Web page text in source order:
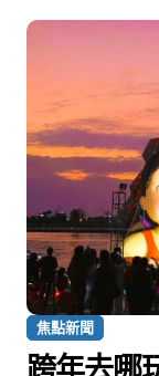
焦點新聞
跨年去哪